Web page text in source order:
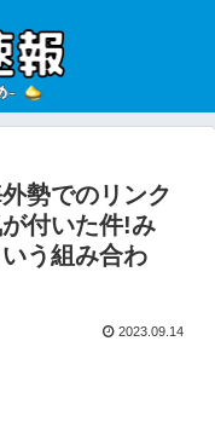
勢でのリンク
付いた件!み
う組み合わ
2023.09.14